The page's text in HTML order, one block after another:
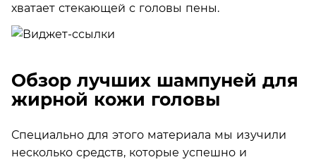
хватает стекающей с головы пены.
Обзор лучших шампуней для
жирной кожи головы
Специально для этого материала мы изучили
несколько средств, которые успешно и